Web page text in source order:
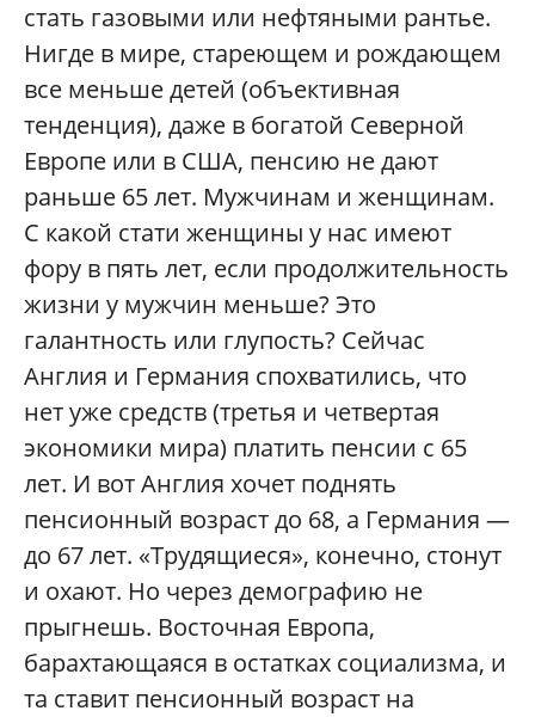
стать газовыми или нефтяными рантье.
Нигде в мире, стареющем и рождающем
все меньше детей (объективная
тенденция), даже в богатой Северной
Европе или в США, пенсию не дают
раньше 65 лет. Мужчинам и женщинам.
С какой стати женщины у нас имеют
фору в пять лет, если продолжительность
жизни у мужчин меньше? Это
галантность или глупость? Сейчас
Англия и Германия спохватились, что
нет уже средств (третья и четвертая
экономики мира) платить пенсии с 65
лет. И вот Англия хочет поднять
пенсионный возраст до 68, а Германия —
до 67 лет. «Трудящиеся», конечно, стонут
и охают. Но через демографию не
прыгнешь. Восточная Европа,
барахтающаяся в остатках социализма, и
та ставит пенсионный возраст на